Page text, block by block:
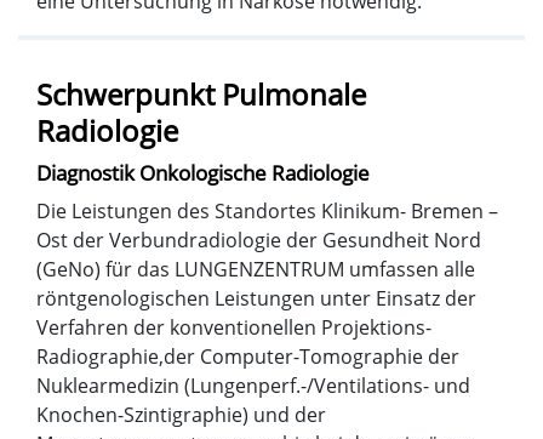
Schwerpunkt Pulmonale
Radiologie
Diagnostik Onkologische Radiologie
Die Leistungen des Standortes Klinikum- Bremen –
Ost der Verbundradiologie der Gesundheit Nord
(GeNo) für das LUNGENZENTRUM umfassen alle
röntgenologischen Leistungen unter Einsatz der
Verfahren der konventionellen Projektions-
Radiographie,der Computer-Tomographie der
Nuklearmedizin (Lungenperf.-/Ventilations- und
Knochen-Szintigraphie) und der